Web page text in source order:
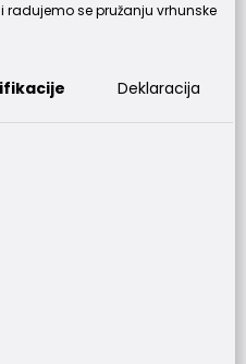
radujemo se pružanju vrhunske
Deklaracija